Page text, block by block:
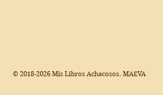
© 2018-2026 Mis Libros Achacosos. MAEVA